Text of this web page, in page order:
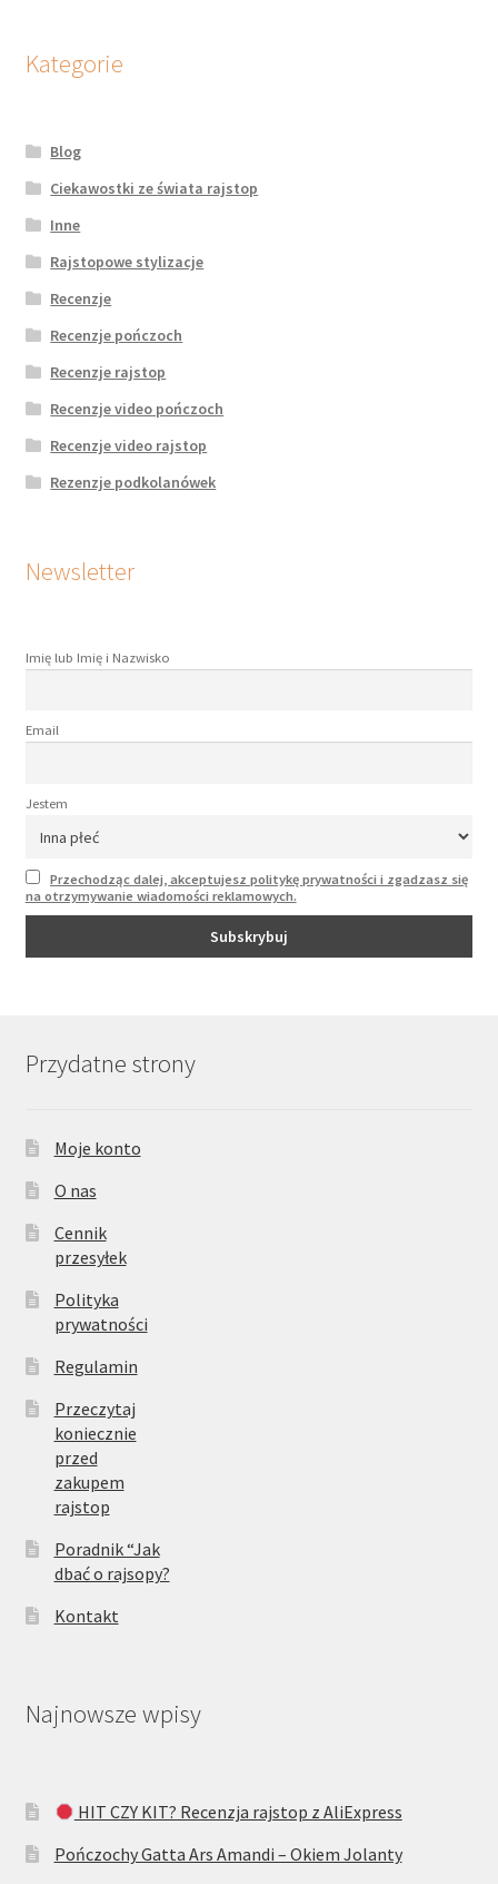
Kategorie
Blog
Ciekawostki ze świata rajstop
Inne
Rajstopowe stylizacje
Recenzje
Recenzje pończoch
Recenzje rajstop
Recenzje video pończoch
Recenzje video rajstop
Rezenzje podkolanówek
Newsletter
Imię lub Imię i Nazwisko
Email
Jestem
Przechodząc dalej, akceptujesz politykę prywatności i zgadzasz się
na otrzymywanie wiadomości reklamowych.
Przydatne strony
Moje konto
O nas
Cennik
przesyłek
Polityka
prywatności
Regulamin
Przeczytaj
koniecznie
przed
zakupem
rajstop
Poradnik “Jak
dbać o rajsopy?
Kontakt
Najnowsze wpisy
HIT CZY KIT? Recenzja rajstop z AliExpress
Pończochy Gatta Ars Amandi – Okiem Jolanty